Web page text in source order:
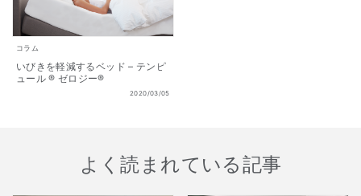
コラム
いびきを軽減するベッド – テンピ
ュール ® ゼロジー®
2020/03/05
よく読まれている記事